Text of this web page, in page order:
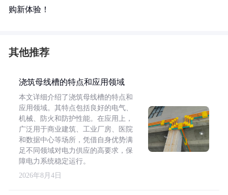
购新体验！
其他推荐
浇筑母线槽的特点和应用领域
本文详细介绍了浇筑母线槽的特点和
应用领域。其特点包括良好的电气、
机械、防火和防护性能。在应用上，
广泛用于商业建筑、工业厂房、医院
和数据中心等场所，凭借自身优势满
足不同领域对电力供应的高要求，保
障电力系统稳定运行。
2026年8月4日